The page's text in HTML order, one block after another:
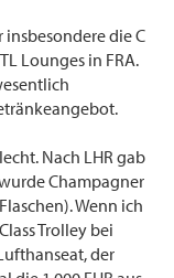
insbesondere die C
Lounges in FRA.
Nach LHR gab
Champagner
Wenn ich
Trolley bei
der